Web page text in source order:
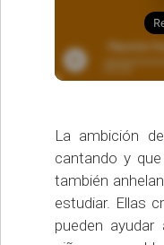
La ambición
cantando y
también
estudiar. Ellas
pueden